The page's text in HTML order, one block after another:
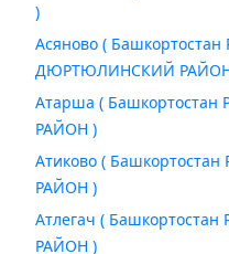
)
Асяново ( Башкортостан
ДЮРТЮЛИНСКИЙ
Атарша ( Башкортостан
РАЙОН )
Атиково (
РАЙОН )
Атлегач (
РАЙОН )